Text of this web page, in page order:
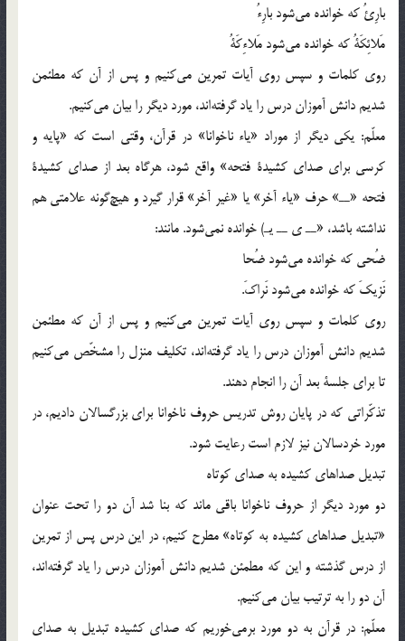
بارِئُ كه خوانده مي‌شود بارِء‌ُ
مَلائِكَةُ كه خوانده مي‌شود مَلاءِكَةُ
روي كلمات و سپس روي آيات تمرين مي‌كنيم و پس از آن كه مطئمن
شديم دانش آموزان درس را ياد گرفته‌اند، مورد ديگر را بيان مي‌كنيم.
معلّم: يكي ديگر از موراد «ياء ناخوانا» در قرآن، وقتي است كه «پايه و
كرسي براي صداي كشيدة فتحه» واقع شود، هرگاه بعد از صداي كشيدة
فتحه «ــ» حرف «ياء آخر» يا «غير آخر» قرار گيرد و هيچ‌گونه علامتي هم
نداشته باشد، «ــ ي ــ يـ) خوانده نمي‌شود. مانند:
ضُحي كه خوانده مي‌شود ضُحا
نَزيكَ كه خوانده مي‌شود نَراكَ.
روي كلمات و سپس روي آيات تمرين مي‌كنيم و پس از آن كه مطئمن
شديم دانش آموزان درس را ياد گرفته‌اند، تكليف منزل را مشخّص مي‌كنيم
تا براي جلسة بعد آن را انجام دهند.
تذكّراتي كه در پايان روش تدريس حروف ناخوانا براي بزرگسالان داديم، در
مورد خردسالان نيز لازم است رعايت شود.
تبديل صداهاي كشيده به صداي كوتاه
دو مورد ديگر از حروف ناخوانا باقي ماند كه بنا شد آن دو را تحت عنوان
«تبديل صداهاي كشيده به كوتاه» مطرح كنيم، در اين درس پس از تمرين
از درس گذشته و اين كه مطمئن شديم دانش آموزان درس را ياد گرفته‌اند،
آن دو را به ترتيب بيان مي‌كنيم.
معلّم: در قرآن به دو مورد برمي‌خوريم كه صداي كشيده تبديل به صداي